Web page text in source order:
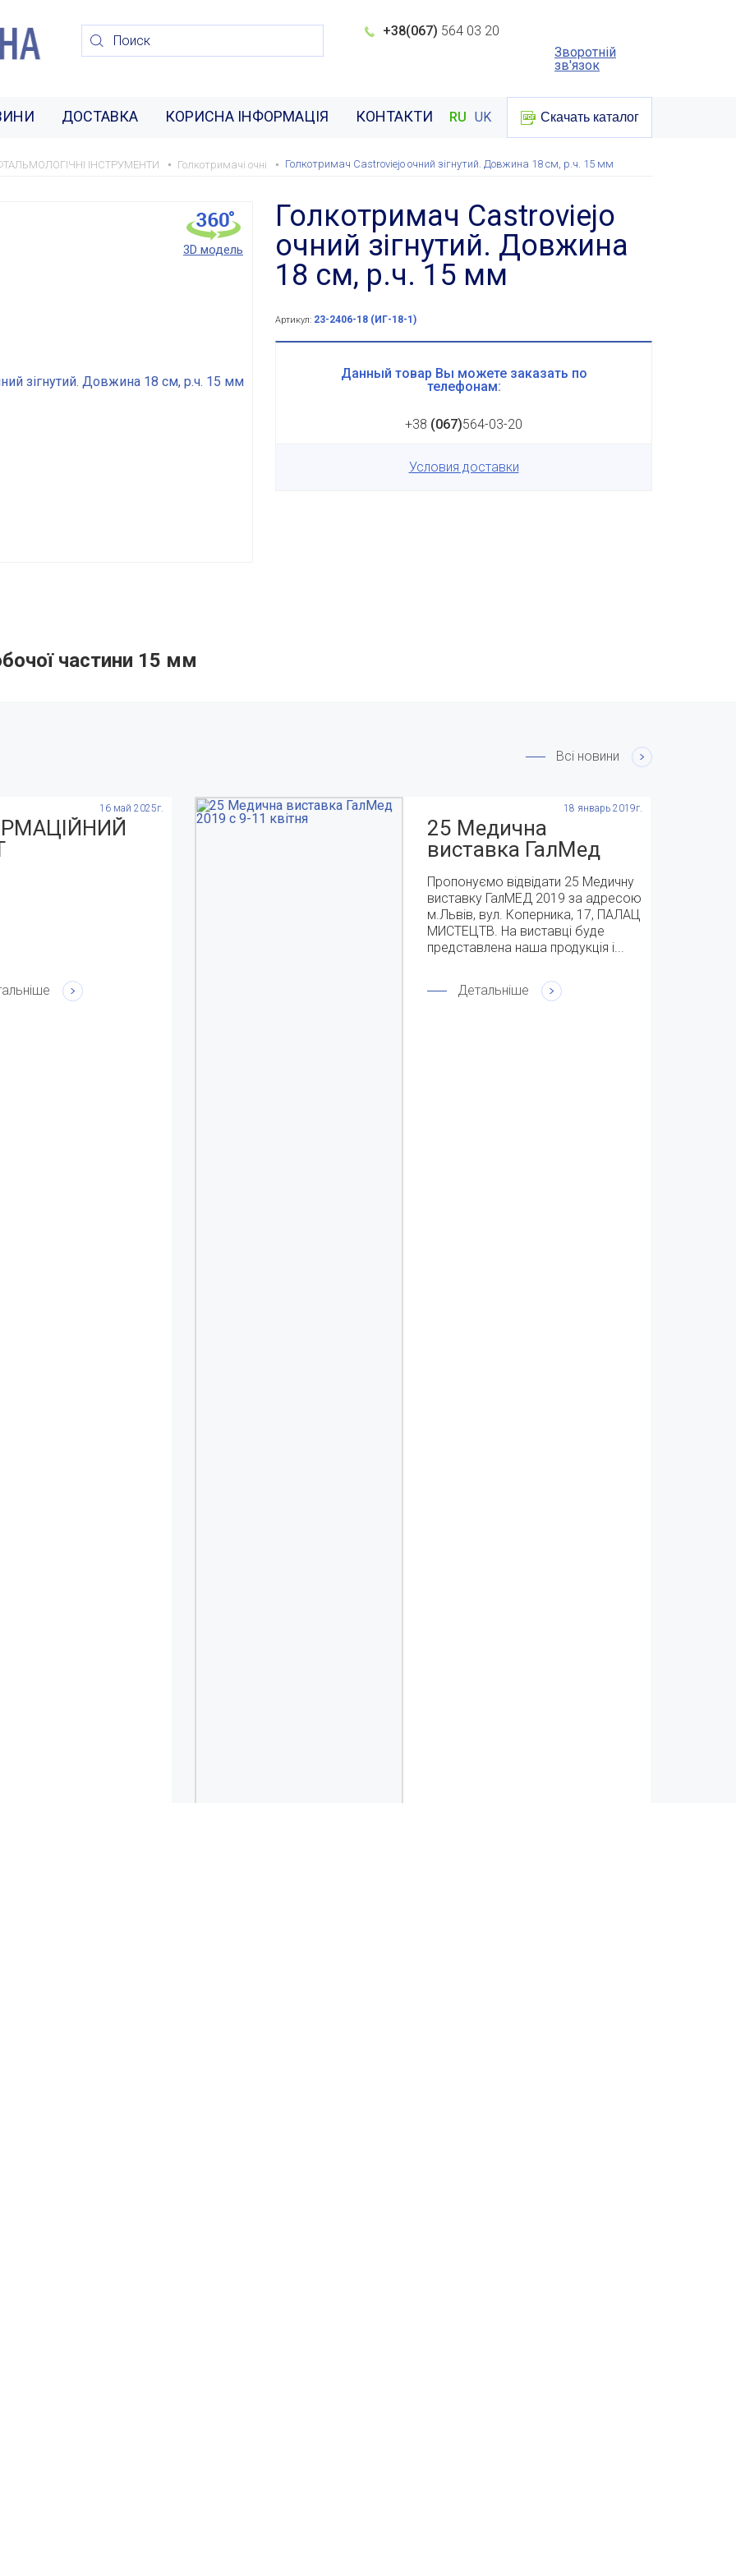
+38(067) 564 03 20
Зворотній
зв'язок
ДОСТАВКА КОРИСНА ІНФОРМАЦІЯ КОНТАКТИ RU UK Скачать каталог
ІНСТРУМЕНТИ Голкотримачі очні Голкотримач Castroviejo очний зігнутий. Довжина 18 см, р.ч. 15 мм
3D модель
Голкотримач Castroviejo
очний зігнутий. Довжина
18 см, р.ч. 15 мм
Артикул: 23-2406-18 (ИГ-18-1)
Данный товар Вы можете заказать по
телефонам:
+38 (067)564-03-20
Условия доставки
частини 15 мм
Всі новини
16 май 2025г. 18 январь 2019г.
25 Медична
виставка ГалМед
2019 с 9-11 квітня
Пропонуємо відвідати 25 Медичну
виставку ГалМЕД 2019 за адресою
м.Львів, вул. Коперника, 17, ПАЛАЦ
МИСТЕЦТВ. На виставці буде
представлена наша продукція і...
Детальніше